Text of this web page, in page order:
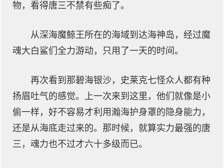
物，看得唐三不禁有些痴了。
从深海魔鲸王所在的海域到达海神岛，经过魔
魂大白鲨们全力游动，只用了一天的时间。
再次看到那碧海银沙，史莱克七怪众人都有种
扬眉吐气的感觉。上一次来到这里，他们就像是小
偷一样，好不容易才利用瀚海护身罩的隐身能力，
还是从海底走过来的。那时候，就算实力最强的唐
三，魂力也不过才六十多级而已。